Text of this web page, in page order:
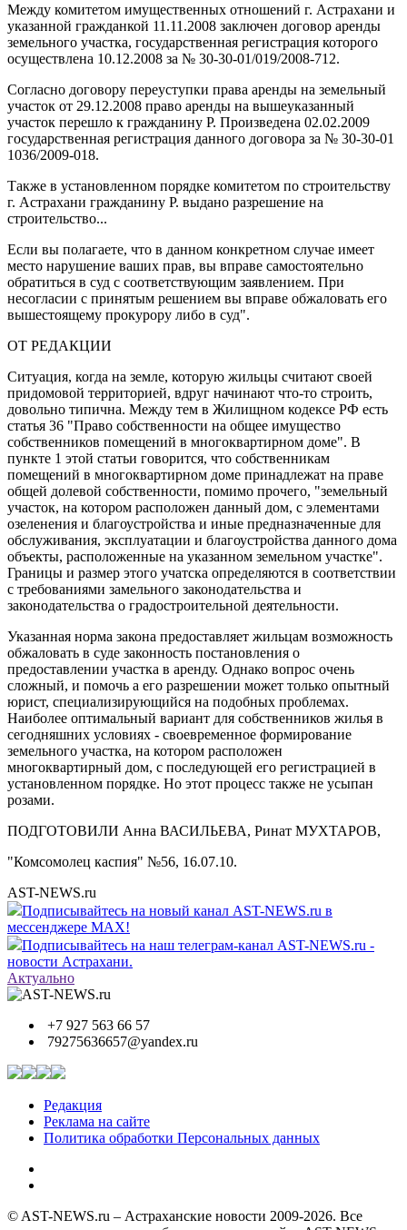
Между комитетом имущественных отношений г. Астрахани и
указанной гражданкой 11.11.2008 заключен договор аренды
земельного участка, государственная регистрация которого
осуществлена 10.12.2008 за № 30-30-01/019/2008-712.
Согласно договору переуступки права аренды на земельный
участок от 29.12.2008 право аренды на вышеуказанный
участок перешло к гражданину Р. Произведена 02.02.2009
государственная регистрация данного договора за № 30-30-01
1036/2009-018.
Также в установленном порядке комитетом по строительству
г. Астрахани гражданину Р. выдано разрешение на
строительство...
Если вы полагаете, что в данном конкретном случае имеет
место нарушение ваших прав, вы вправе самостоятельно
обратиться в суд с соответствующим заявлением. При
несогласии с принятым решением вы вправе обжаловать его
вышестоящему прокурору либо в суд".
ОТ РЕДАКЦИИ
Ситуация, когда на земле, которую жильцы считают своей
придомовой территорией, вдруг начинают что-то строить,
довольно типична. Между тем в Жилищном кодексе РФ есть
статья 36 "Право собственности на общее имущество
собственников помещений в многоквартирном доме". В
пункте 1 этой статьи говорится, что собственникам
помещений в многоквартирном доме принадлежат на праве
общей долевой собственности, помимо прочего, "земельный
участок, на котором расположен данный дом, с элементами
озеленения и благоустройства и иные предназначенные для
обслуживания, эксплуатации и благоустройства данного дома
объекты, расположенные на указанном земельном участке".
Границы и размер этого учатска определяются в соответствии
с требованиями замельного законодательства и
законодательства о градостроительной деятельности.
Указанная норма закона предоставляет жильцам возможность
обжаловать в суде законность постановления о
предоставлении участка в аренду. Однако вопрос очень
сложный, и помочь а его разрешении может только опытный
юрист, специализирующийся на подобных проблемах.
Наиболее оптимальный вариант для собственников жилья в
сегодняшних условиях - своевременное формирование
земельного участка, на котором расположен
многоквартирный дом, с последующей его регистрацией в
установленном порядке. Но этот процесс также не усыпан
розами.
ПОДГОТОВИЛИ Анна ВАСИЛЬЕВА, Ринат МУХТАРОВ,
"Комсомолец каспия" №56, 16.07.10.
AST-NEWS.ru
Подписывайтесь на новый канал AST-NEWS.ru в
мессенджере MAX!
Подписывайтесь на наш телеграм-канал AST-NEWS.ru -
новости Астрахани.
Актуально
+7 927 563 66 57
79275636657@yandex.ru
Редакция
Реклама на сайте
Политика обработки Персональных данных
© AST-NEWS.ru – Астраханские новости 2009-2026. Все